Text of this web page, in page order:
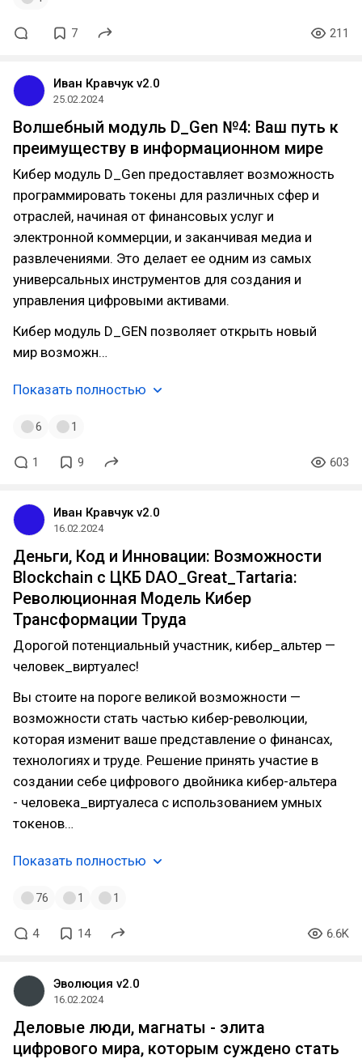
7 211
Иван Кравчук v2.0
25.02.2024
Волшебный модуль D_Gen №4: Ваш путь к
преимуществу в информационном мире
Кибер модуль D_Gen предоставляет возможность
программировать токены для различных сфер и
отраслей, начиная от финансовых услуг и
электронной коммерции, и заканчивая медиа и
развлечениями. Это делает ее одним из самых
универсальных инструментов для создания и
управления цифровыми активами.
Кибер модуль D_GEN позволяет открыть новый
мир возможн…
Показать полностью
6 1
1 9 603
Иван Кравчук v2.0
16.02.2024
Деньги, Код и Инновации: Возможности
Blockchain с ЦКБ DAO_Great_Tartaria:
Революционная Модель Кибер
Трансформации Труда
Дорогой потенциальный участник, кибер_альтер —
человек_виртуалес!
Вы стоите на пороге великой возможности —
возможности стать частью кибер-революции,
которая изменит ваше представление о финансах,
технологиях и труде. Решение принять участие в
создании себе цифрового двойника кибер-альтера
- человека_виртуалеса с использованием умных
токенов…
Показать полностью
76 1 1
4 14 6.6K
Эволюция v2.0
16.02.2024
Деловые люди, магнаты - элита
цифрового мира, которым суждено стать